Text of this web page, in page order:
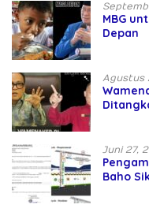
MBG
Depan
Agustus
Juni 27,
Baho